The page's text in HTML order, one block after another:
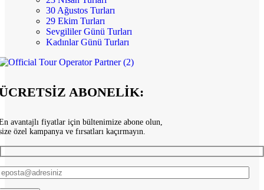
30 Ağustos Turları
29 Ekim Turları
Sevgililer Günü Turları
Kadınlar Günü Turları
ABONELİK:
avantajlı fiyatlar için bültenimize abone olun,
özel kampanya ve fırsatları kaçırmayın.